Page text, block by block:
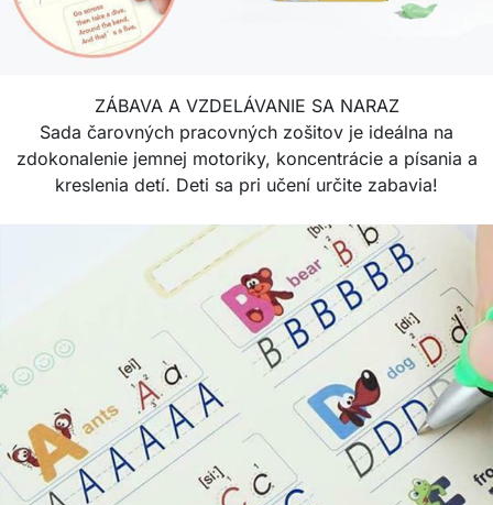
ZÁBAVA A VZDELÁVANIE SA NARAZ
Sada čarovných pracovných zošitov je ideálna na
zdokonalenie jemnej motoriky, koncentrácie a písania a
kreslenia detí. Deti sa pri učení určite zabavia!